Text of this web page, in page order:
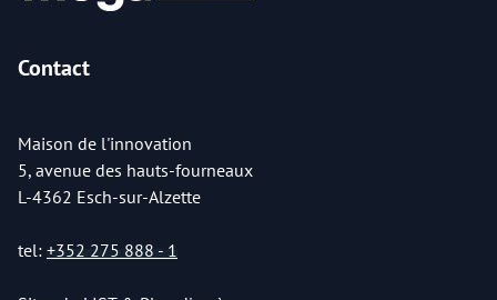
Contact
Maison de l'innovation
5, avenue des hauts-fourneaux
L-4362 Esch-sur-Alzette
tel: +352 275 888 - 1